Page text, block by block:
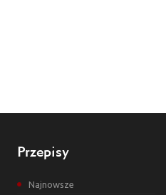
Przepisy
Najnowsze